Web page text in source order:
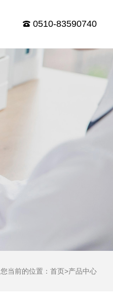
0510-83590740
您当前的位置： 首页>产品中心